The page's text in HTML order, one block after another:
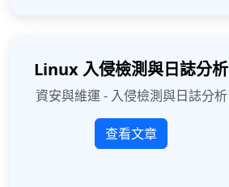
Linux 入侵檢測與日誌分析
資安與維運 - 入侵檢測與日誌分析
查看文章